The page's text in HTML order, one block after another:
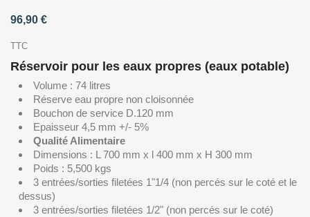
96,90 €
TTC
Réservoir pour les eaux propres (eaux potable)
Volume : 74 litres
Réserve eau propre non cloisonnée
Bouchon de service D.120 mm
Epaisseur 4,5 mm +/- 5%
Qualité Alimentaire
Dimensions : L 700 mm x l 400 mm x H 300 mm
Poids : 5,500 kgs
3 entrées/sorties filetées 1"1/4 (non percés sur le coté et le
dessus)
3 entrées/sorties filetées 1/2" (non percés sur le coté)